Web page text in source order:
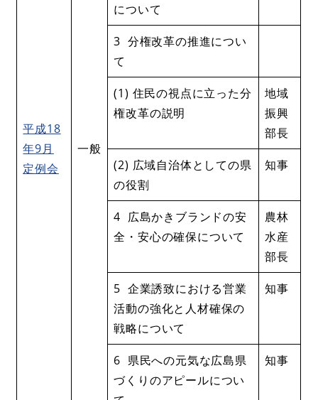
平成18
年9月
定例会
一般
について
3 分権改革の推進につい
て
(1) 住民の視点に立った分
権改革の説明
地域
振興
部長
(2) 広域自治体としての県
の役割
知事
4 広島かきブランドの安
全・安心の確保について
農林
水産
部長
5 企業誘致における営業
活動の強化と人材確保の
戦略について
知事
6 県民への元気な広島県
づくりのアピールについ
知事